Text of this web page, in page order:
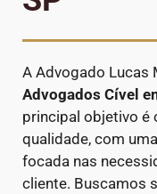
A Advogado Lucas
Advogados Cível
principal objetivo é
qualidade, com
focada nas
cliente. Buscamos